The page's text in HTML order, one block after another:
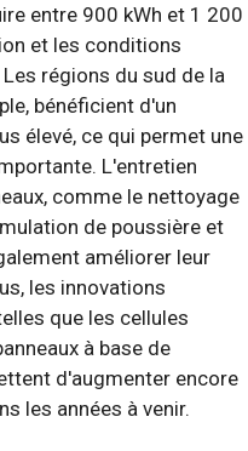
entre 900 kWh et 1 200
et les conditions
régions du sud de la
bénéficient d'un
élevé, ce qui permet une
L'entretien
comme le nettoyage
de poussière et
améliorer leur
les innovations
que les cellules
à base de
d'augmenter encore
les années à venir.